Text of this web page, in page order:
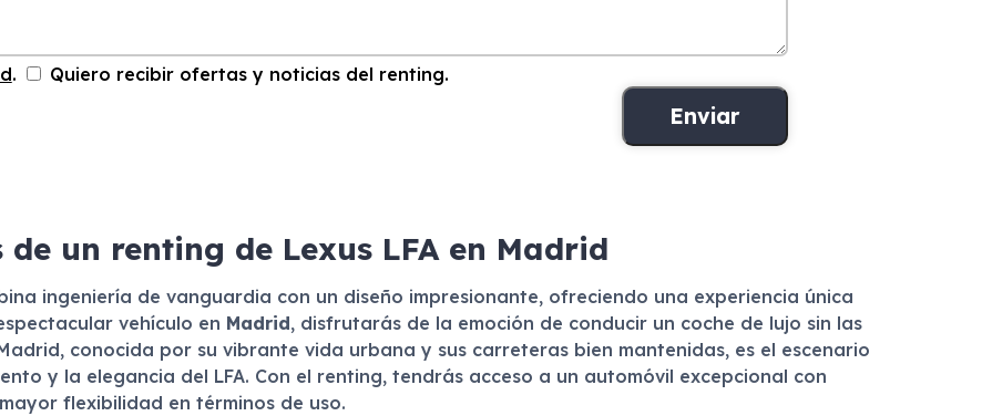
. Quiero recibir ofertas y noticias del renting.
de un renting de Lexus LFA en Madrid
ingeniería de vanguardia con un diseño impresionante, ofreciendo una experiencia única
vehículo en Madrid, disfrutarás de la emoción de conducir un coche de lujo sin las
conocida por su vibrante vida urbana y sus carreteras bien mantenidas, es el escenario
y la elegancia del LFA. Con el renting, tendrás acceso a un automóvil excepcional con
flexibilidad en términos de uso.